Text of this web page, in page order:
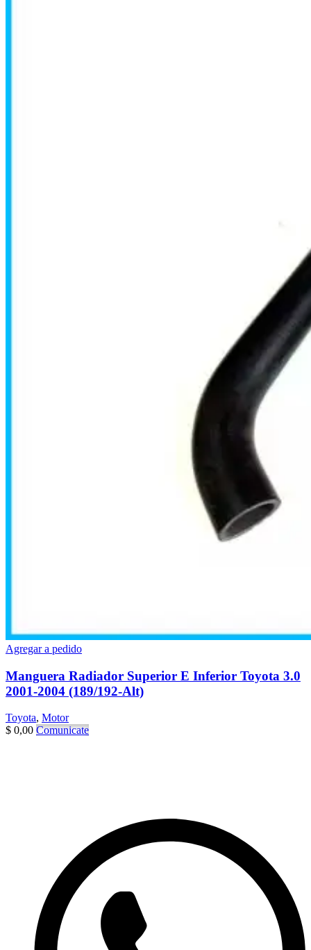
Agregar a pedido
Manguera Radiador Superior E Inferior Toyota 3.0
2001-2004 (189/192-Alt)
Toyota, Motor
$ 0,00 Comunicate